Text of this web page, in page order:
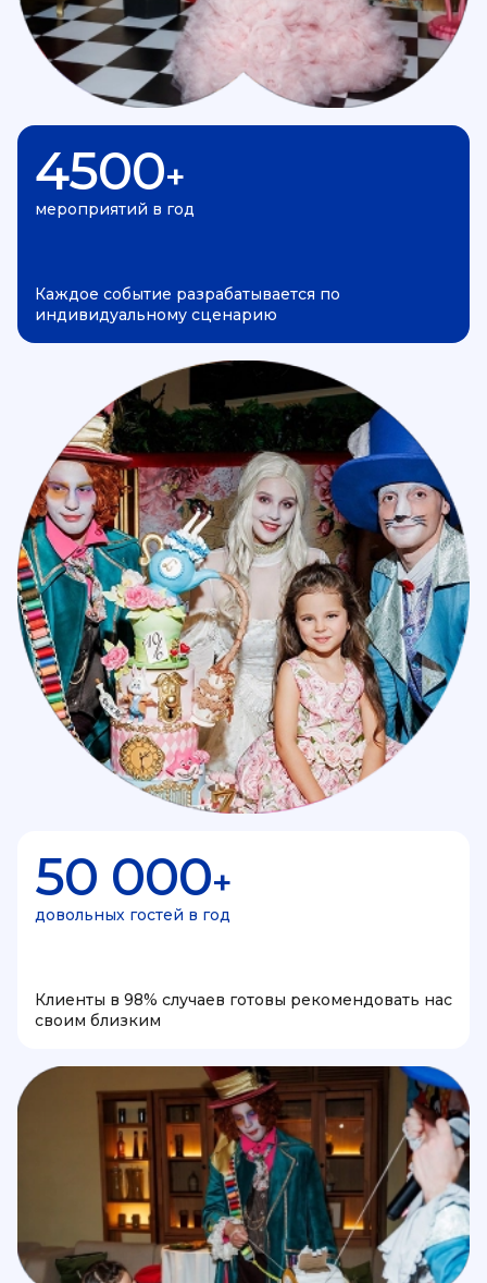
4500+
мероприятий в год
Каждое событие разрабатывается по
индивидуальному сценарию
50 000+
довольных гостей в год
Клиенты в 98% случаев готовы рекомендовать нас
своим близким